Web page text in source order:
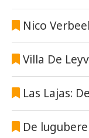
Nico
Villa De
Las Lajas:
De